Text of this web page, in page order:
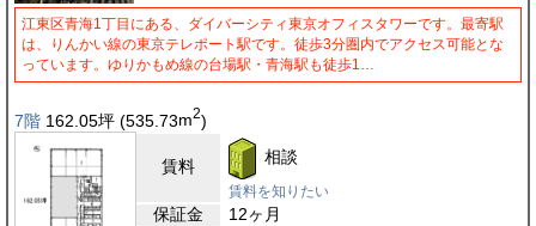
江東区青海1丁目にある、ダイバーシティ東京オフィスタワーです。最寄駅
は、りんかい線の東京テレポート駅です。徒歩3分圏内でアクセス可能とな
っています。ゆりかもめ線の台場駅・青海駅も徒歩1…
7階 162.05坪 (535.73m2)
賃料 相談
賃料を知りたい
保証金
12ヶ月